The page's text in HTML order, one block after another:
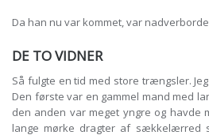
Da han nu var kommet, var
DE TO VIDNER
Så fulgte en tid med store trængsler.
Den første var en gammel mand med
den anden var meget yngre og havde
lange mørke dragter af sækkelærred